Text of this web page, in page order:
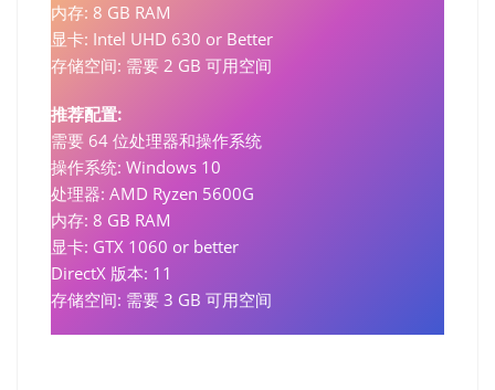
内存: 8 GB RAM
显卡: Intel UHD 630 or Better
存储空间: 需要 2 GB 可用空间
推荐配置:
需要 64 位处理器和操作系统
操作系统: Windows 10
处理器: AMD Ryzen 5600G
内存: 8 GB RAM
显卡: GTX 1060 or better
DirectX 版本: 11
存储空间: 需要 3 GB 可用空间